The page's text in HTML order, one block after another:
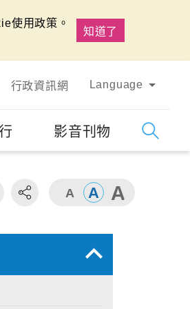
使用政策。
知道了
行政資訊網 Language
影音刊物